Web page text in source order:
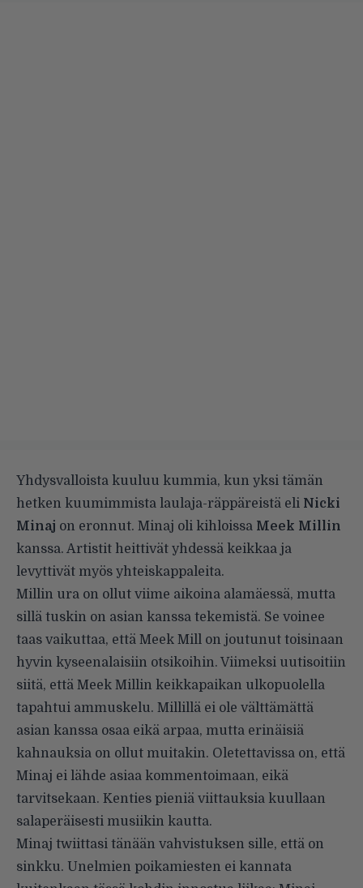
Yhdysvalloista kuuluu kummia, kun yksi tämän
hetken kuumimmista laulaja-räppäreistä eli Nicki
Minaj on eronnut. Minaj oli kihloissa Meek Millin
kanssa. Artistit heittivät yhdessä keikkaa ja
levyttivät myös yhteiskappaleita.
Millin ura on ollut viime aikoina alamäessä, mutta
sillä tuskin on asian kanssa tekemistä. Se voinee
taas vaikuttaa, että Meek Mill on joutunut toisinaan
hyvin kyseenalaisiin otsikoihin. Viimeksi uutisoitiin
siitä, että Meek Millin keikkapaikan ulkopuolella
tapahtui ammuskelu. Millillä ei ole välttämättä
asian kanssa osaa eikä arpaa, mutta erinäisiä
kahnauksia on ollut muitakin. Oletettavissa on, että
Minaj ei lähde asiaa kommentoimaan, eikä
tarvitsekaan. Kenties pieniä viittauksia kuullaan
salaperäisesti musiikin kautta.
Minaj twiittasi tänään vahvistuksen sille, että on
sinkku. Unelmien poikamiesten ei kannata